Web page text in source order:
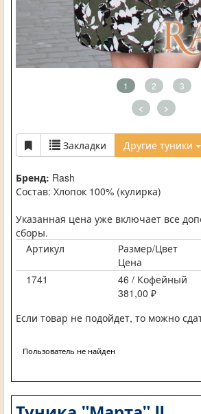
1 2 3
< >
Закладки Другие туники
Бренд: Rash
Состав: Хлопок 100% (кулирка)
Указанная цена уже включает все
сборы.
Артикул
Размер/Цвет
Цена
1741
46 / Кофейный
381,00 ₽
Если товар не подойдет, то можно
Пользователь не найден